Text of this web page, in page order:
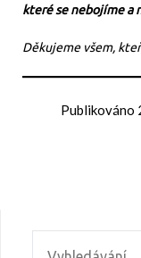
které se nebojíme a
Děkujeme všem,
Publikováno